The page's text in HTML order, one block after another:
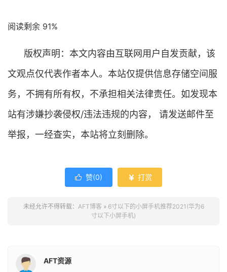
阅读剩余 91%
版权声明：本文内容由互联网用户自发贡献，该
文观点仅代表作者本人。本站仅提供信息存储空间服
务，不拥有所有权，不承担相关法律责任。如发现本
站有涉嫌抄袭侵权/违法违规的内容， 请发送邮件至
举报，一经查实，本站将立刻删除。
 赞(0)  打赏
未经允许不得转载： AFT博客 » 6寸以下的小屏手机推荐2021(华为6
寸以下小屏手机)
AFT资源